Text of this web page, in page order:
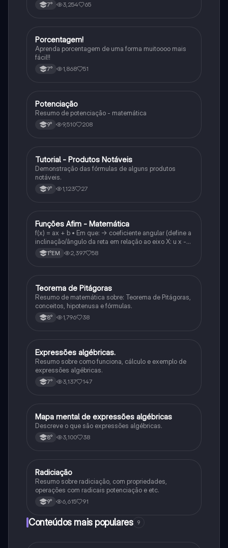
7° 3,254 65
Matematica
Porcentagem!
Aprenda porcentagem de uma forma muitoooo mais
fácil!!
7° 1,868 51
Matematica
Potenciação
Resumo de potenciação - matemática
9° 9,510 208
Matematica
Tutorial - Produtos Notáveis
Demonstração das fórmulas de alguns produtos
notáveis.
9° 1,123 27
Matematica
Funções Afim - Matemática
f(x) = ax + b • Em que: -> coeficiente angular (define a
inclinação/ângulo da reta em relação ao eixo X: u x -
variável: a b → coeficiente linear (valor que corta o
eixo y).
1°EM 2,397 58
Matematica
Teorema de Pitágoras
Resumo de matemática sobre: Teorema de Pitágoras,
conceitos, hipotenusa e fórmulas.
8° 1,796 38
Matematica
Expressões algébricas.
Resumo sobre como funciona, cálculo e exemplo de
expressões algébricas.
7° 3,137 147
Matematica
Mapa mental de expressões algébricas
Descreve o que são expressões algébricas.
8° 3,100 38
Matematica
Radiciação
Resumo sobre radiciação, com propriedades,
operações com radicais potenciação e etc.
9° 6,615 91
Conteúdos mais populares 9